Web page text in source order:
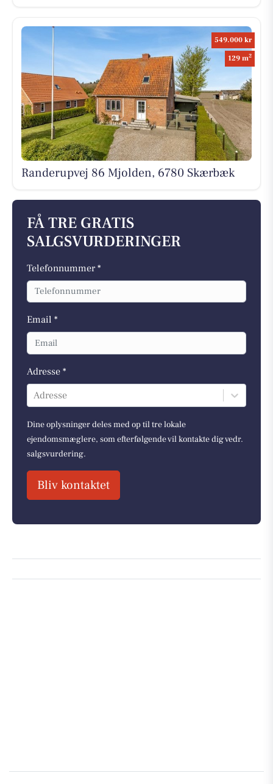
549.000 kr
129 m2
Randerupvej 86 Mjolden, 6780 Skærbæk
FÅ TRE GRATIS
SALGSVURDERINGER
Telefonnummer *
Email *
Adresse *
Adresse
Dine oplysninger deles med op til tre lokale
ejendomsmæglere, som efterfølgende vil kontakte dig vedr.
salgsvurdering.
Bliv kontaktet